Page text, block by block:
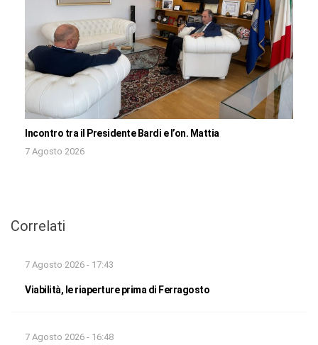
Incontro tra il Presidente Bardi e l’on. Mattia
7 Agosto 2026
Correlati
7 Agosto 2026 - 17:43
Viabilità, le riaperture prima di Ferragosto
7 Agosto 2026 - 16:48